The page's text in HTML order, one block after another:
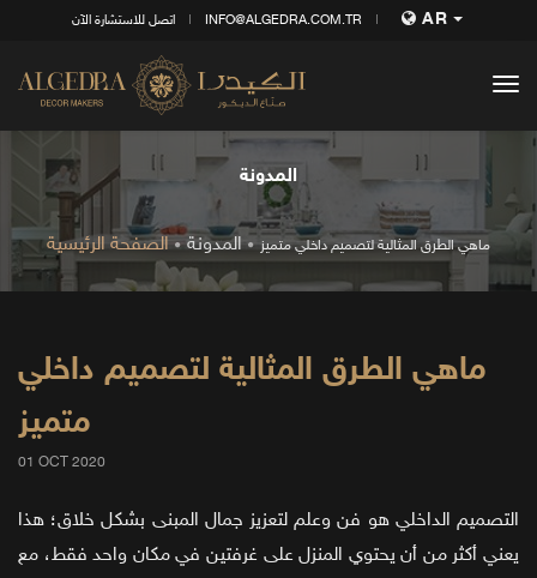
اتصل للاستشارة الآن INFO@ALGEDRA.COM.TR AR
المدونة
الصفحة الرئيسية المدونة ماهي الطرق المثالية لتصميم داخلي متميز
ماهي الطرق المثالية لتصميم داخلي
متميز
01 OCT 2020
التصميم الداخلي هو فن وعلم لتعزيز جمال المبنى بشكل خلاق؛ هذا
يعني أكثر من أن يحتوي المنزل على غرفتين في مكان واحد فقط، مع